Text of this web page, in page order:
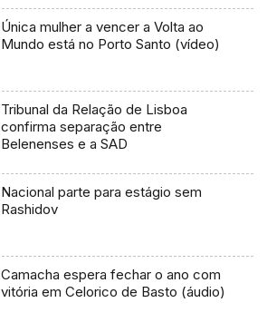
Única mulher a vencer a Volta ao
Mundo está no Porto Santo (vídeo)
Tribunal da Relação de Lisboa
confirma separação entre
Belenenses e a SAD
Nacional parte para estágio sem
Rashidov
Camacha espera fechar o ano com
vitória em Celorico de Basto (áudio)